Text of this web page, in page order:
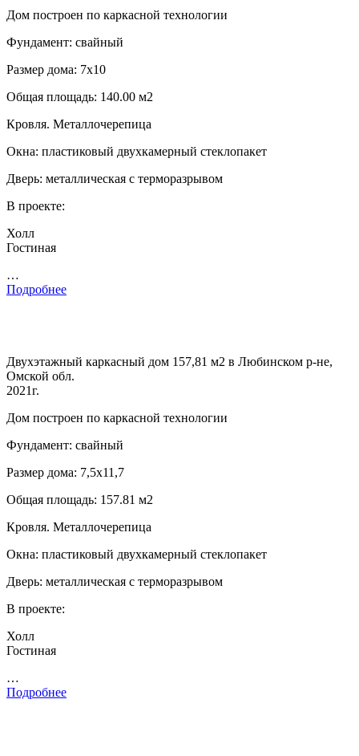
Дом построен по каркасной технологии
Фундамент: свайный
Размер дома: 7х10
Общая площадь: 140.00 м2
Кровля. Металлочерепица
Окна: пластиковый двухкамерный стеклопакет
Дверь: металлическая с терморазрывом
В проекте:
Холл
Гостиная
…
Подробнее
Двухэтажный каркасный дом 157,81 м2 в Любинском р-не,
Омской обл.
2021г.
Дом построен по каркасной технологии
Фундамент: свайный
Размер дома: 7,5х11,7
Общая площадь: 157.81 м2
Кровля. Металлочерепица
Окна: пластиковый двухкамерный стеклопакет
Дверь: металлическая с терморазрывом
В проекте:
Холл
Гостиная
…
Подробнее